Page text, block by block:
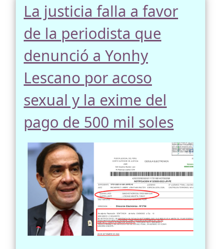
La justicia falla a favor
de la periodista que
denunció a Yonhy
Lescano por acoso
sexual y la exime del
pago de 500 mil soles